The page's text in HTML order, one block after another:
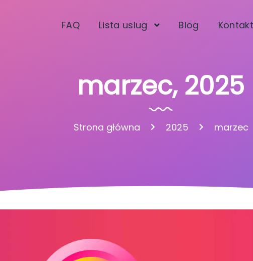
FAQ Lista uslug Blog Kontakt
marzec, 2025
Strona główna 2025 marzec